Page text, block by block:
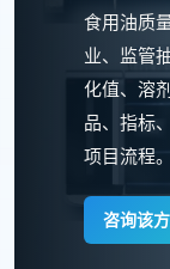
食用油质
业、监管
化值、溶
品、指标
项目流程。
咨询该